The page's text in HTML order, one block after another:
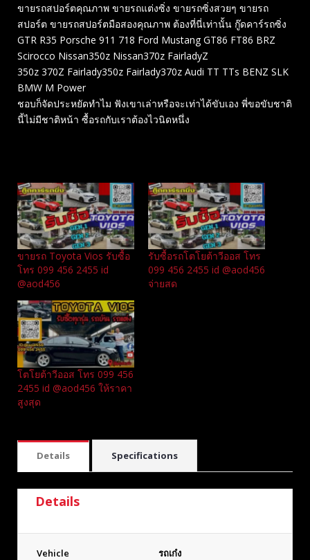
ขายรถสปอร์ตคุณภาพ ขายรถแต่งซิ่ง ขายรถซิ่งสวยๆ ขายรถ
สปอร์ต ขายรถสปอร์ตมือสองคุณภาพ ต้องที่นี่เท่านั้น กู๊ดคาร์รถซิ่ง
GTR R35 Porsche 911 718 Ford Mustang GT86 FT86 BRZ
Scirocco Nissan350z Nissan370z FairladyZ
350z 370Z Fairlady350z Fairlady370z Audi TT TTs BENZ SLK
BMW M Power
ชอบก็จัดประหยัดทำไม ฟังเขาเล่าหรือจะเท่าได้ขับเอง พี่ขอขับชาติ
นี้ไม่มีชาติหน้า ซื้อรถกับเราต้องไวนิดหนึ่ง
ขายรถ Toyota Vios รับซื้อ
โทร 099 456 2455 id
@aod456
รับซื้อรถโตโยต้าวีออส โทร
099 456 2455 id @aod456
จ่ายสด
โตโยต้าวีออส โทร 099 456
2455 id @aod456 ให้ราคา
สูงสุด
Details Specifications
Details
Vehicle รถเก๋ง